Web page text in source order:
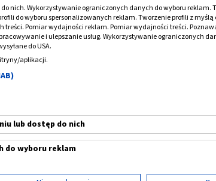
nich. Wykorzystywanie ograniczonych danych do wyboru reklam.
do wyboru spersonalizowanych reklam. Tworzenie profili z myślą
treści. Pomiar wydajności reklam. Pomiar wydajności treści.
i ulepszanie usług. Wykorzystywanie ograniczonych
do USA.
aplikacji.
lub dostęp do nich
do wyboru reklam
reklam